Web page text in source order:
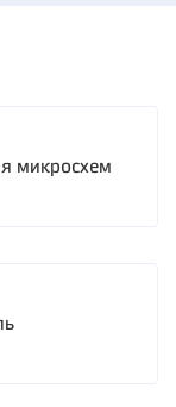
микросхем